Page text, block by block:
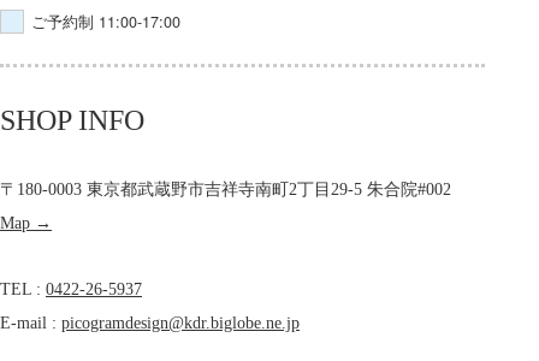
ご予約制 11:00-17:00
SHOP INFO
〒180-0003 東京都武蔵野市吉祥寺南町2丁目29-5 朱合院#002
Map →
TEL : 0422-26-5937
E-mail : picogramdesign@kdr.biglobe.ne.jp